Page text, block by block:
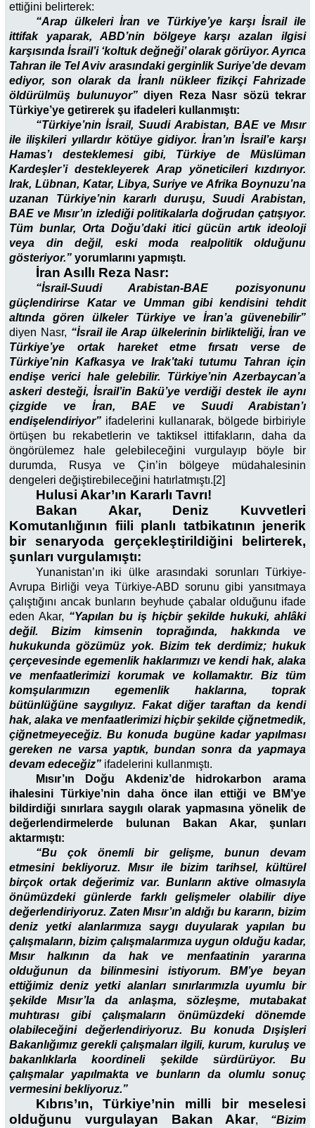
ettiğini belirterek:
“Arap ülkeleri İran ve Türkiye’ye karşı İsrail ile
ittifak yaparak, ABD’nin bölgeye karşı azalan ilgisi
karşısında İsrail’i ‘koltuk değneği’ olarak görüyor. Ayrıca
Tahran ile Tel Aviv arasındaki gerginlik Suriye’de devam
ediyor, son olarak da İranlı nükleer fizikçi Fahrizade
öldürülmüş bulunuyor” diyen Reza Nasr sözü tekrar
Türkiye’ye getirerek şu ifadeleri kullanmıştı:
“Türkiye’nin İsrail, Suudi Arabistan, BAE ve Mısır
ile ilişkileri yıllardır kötüye gidiyor. İran’ın İsrail’e karşı
Hamas’ı desteklemesi gibi, Türkiye de Müslüman
Kardeşler’i destekleyerek Arap yöneticileri kızdırıyor.
Irak, Lübnan, Katar, Libya, Suriye ve Afrika Boynuzu’na
uzanan Türkiye’nin kararlı duruşu, Suudi Arabistan,
BAE ve Mısır’ın izlediği politikalarla doğrudan çatışıyor.
Tüm bunlar, Orta Doğu’daki itici gücün artık ideoloji
veya din değil, eski moda realpolitik olduğunu
gösteriyor.” yorumlarını yapmıştı.
İran Asıllı Reza Nasr:
“İsrail-Suudi Arabistan-BAE pozisyonunu
güçlendirirse Katar ve Umman gibi kendisini tehdit
altında gören ülkeler Türkiye ve İran’a güvenebilir”
diyen Nasr, “İsrail ile Arap ülkelerinin birlikteliği, İran ve
Türkiye’ye ortak hareket etme fırsatı verse de
Türkiye’nin Kafkasya ve Irak’taki tutumu Tahran için
endişe verici hale gelebilir. Türkiye’nin Azerbaycan’a
askeri desteği, İsrail’in Bakü’ye verdiği destek ile aynı
çizgide ve İran, BAE ve Suudi Arabistan’ı
endişelendiriyor” ifadelerini kullanarak, bölgede birbiriyle
örtüşen bu rekabetlerin ve taktiksel ittifakların, daha da
öngörülemez hale gelebileceğini vurgulayıp böyle bir
durumda, Rusya ve Çin’in bölgeye müdahalesinin
dengeleri değiştirebileceğini hatırlatmıştı.[2]
Hulusi Akar’ın Kararlı Tavrı!
Bakan Akar, Deniz Kuvvetleri
Komutanlığının fiili planlı tatbikatının jenerik
bir senaryoda gerçekleştirildiğini belirterek,
şunları vurgulamıştı:
Yunanistan’ın iki ülke arasındaki sorunları Türkiye-
Avrupa Birliği veya Türkiye-ABD sorunu gibi yansıtmaya
çalıştığını ancak bunların beyhude çabalar olduğunu ifade
eden Akar, “Yapılan bu iş hiçbir şekilde hukuki, ahlâki
değil. Bizim kimsenin toprağında, hakkında ve
hukukunda gözümüz yok. Bizim tek derdimiz; hukuk
çerçevesinde egemenlik haklarımızı ve kendi hak, alaka
ve menfaatlerimizi korumak ve kollamaktır. Biz tüm
komşularımızın egemenlik haklarına, toprak
bütünlüğüne saygılıyız. Fakat diğer taraftan da kendi
hak, alaka ve menfaatlerimizi hiçbir şekilde çiğnetmedik,
çiğnetmeyeceğiz. Bu konuda bugüne kadar yapılması
gereken ne varsa yaptık, bundan sonra da yapmaya
devam edeceğiz” ifadelerini kullanmıştı.
Mısır’ın Doğu Akdeniz’de hidrokarbon arama
ihalesini Türkiye’nin daha önce ilan ettiği ve BM’ye
bildirdiği sınırlara saygılı olarak yapmasına yönelik de
değerlendirmelerde bulunan Bakan Akar, şunları
aktarmıştı:
“Bu çok önemli bir gelişme, bunun devam
etmesini bekliyoruz. Mısır ile bizim tarihsel, kültürel
birçok ortak değerimiz var. Bunların aktive olmasıyla
önümüzdeki günlerde farklı gelişmeler olabilir diye
değerlendiriyoruz. Zaten Mısır’ın aldığı bu kararın, bizim
deniz yetki alanlarımıza saygı duyularak yapılan bu
çalışmaların, bizim çalışmalarımıza uygun olduğu kadar,
Mısır halkının da hak ve menfaatinin yararına
olduğunun da bilinmesini istiyorum. BM’ye beyan
ettiğimiz deniz yetki alanları sınırlarımızla uyumlu bir
şekilde Mısır’la da anlaşma, sözleşme, mutabakat
muhtırası gibi çalışmaların önümüzdeki dönemde
olabileceğini değerlendiriyoruz. Bu konuda Dışişleri
Bakanlığımız gerekli çalışmaları ilgili, kurum, kuruluş ve
bakanlıklarla koordineli şekilde sürdürüyor. Bu
çalışmalar yapılmakta ve bunların da olumlu sonuç
vermesini bekliyoruz.”
Kıbrıs’ın, Türkiye’nin milli bir meselesi
olduğunu vurgulayan Bakan Akar, “Bizim